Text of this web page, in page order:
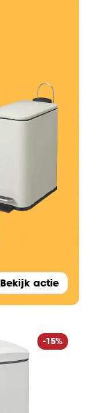
Bekijk actie
-15%